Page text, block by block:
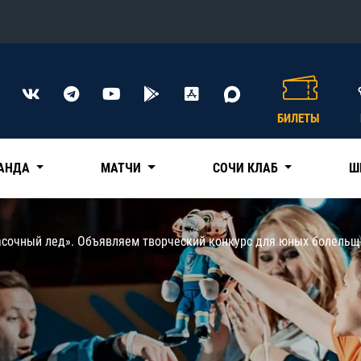
Конференция «Восток»
Трактор
Дивизион Чернышева
Авангард
Адмирал
КХЛ
БИЛЕТЫ
МАТЧИ СОЧИ КЛАБ
лед». Объявляем творческий конкурс для юных